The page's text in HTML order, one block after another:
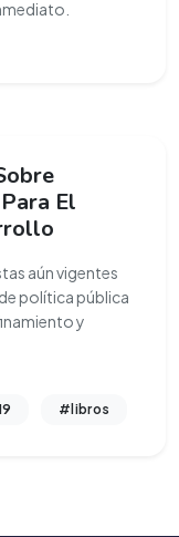
El
aún vigentes
política pública
y
#libros